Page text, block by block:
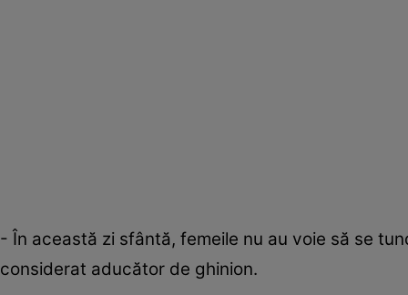
- În această zi sfântă, femeile nu au voie să se
considerat aducător de ghinion.